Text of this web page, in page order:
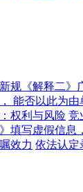
竞
依法认定